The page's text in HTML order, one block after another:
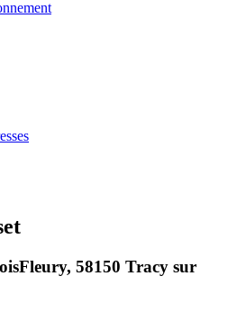
58150 Tracy sur